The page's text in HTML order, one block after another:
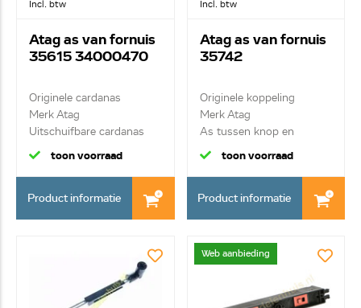
Incl. btw
Atag as van fornuis
35615 34000470
Originele cardanas
Merk Atag
Uitschuifbare cardanas
toon voorraad
Product informatie
Incl. btw
Atag as van fornuis
35742
Originele koppeling
Merk Atag
As tussen knop en
cardanas
toon voorraad
Product informatie
Web aanbieding